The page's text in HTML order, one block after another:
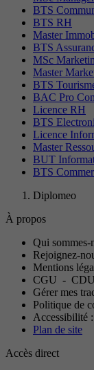
BTS
BTS RH
Master
BTS
MSc
Master
BTS
BAC Pro
Licence RH
BTS
Licence
Master
BUT
BTS
Diplomeo
À propos
Qui sommes-
Rejoignez-
Mentions
CGU - CDU
Gérer mes
Politique de
Accessibilité
Plan de site
Accès direct